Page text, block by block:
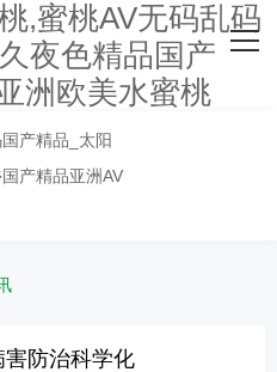
,蜜桃AV无码乱码
夜色精品国产
洲欧美水蜜桃
防治科学化